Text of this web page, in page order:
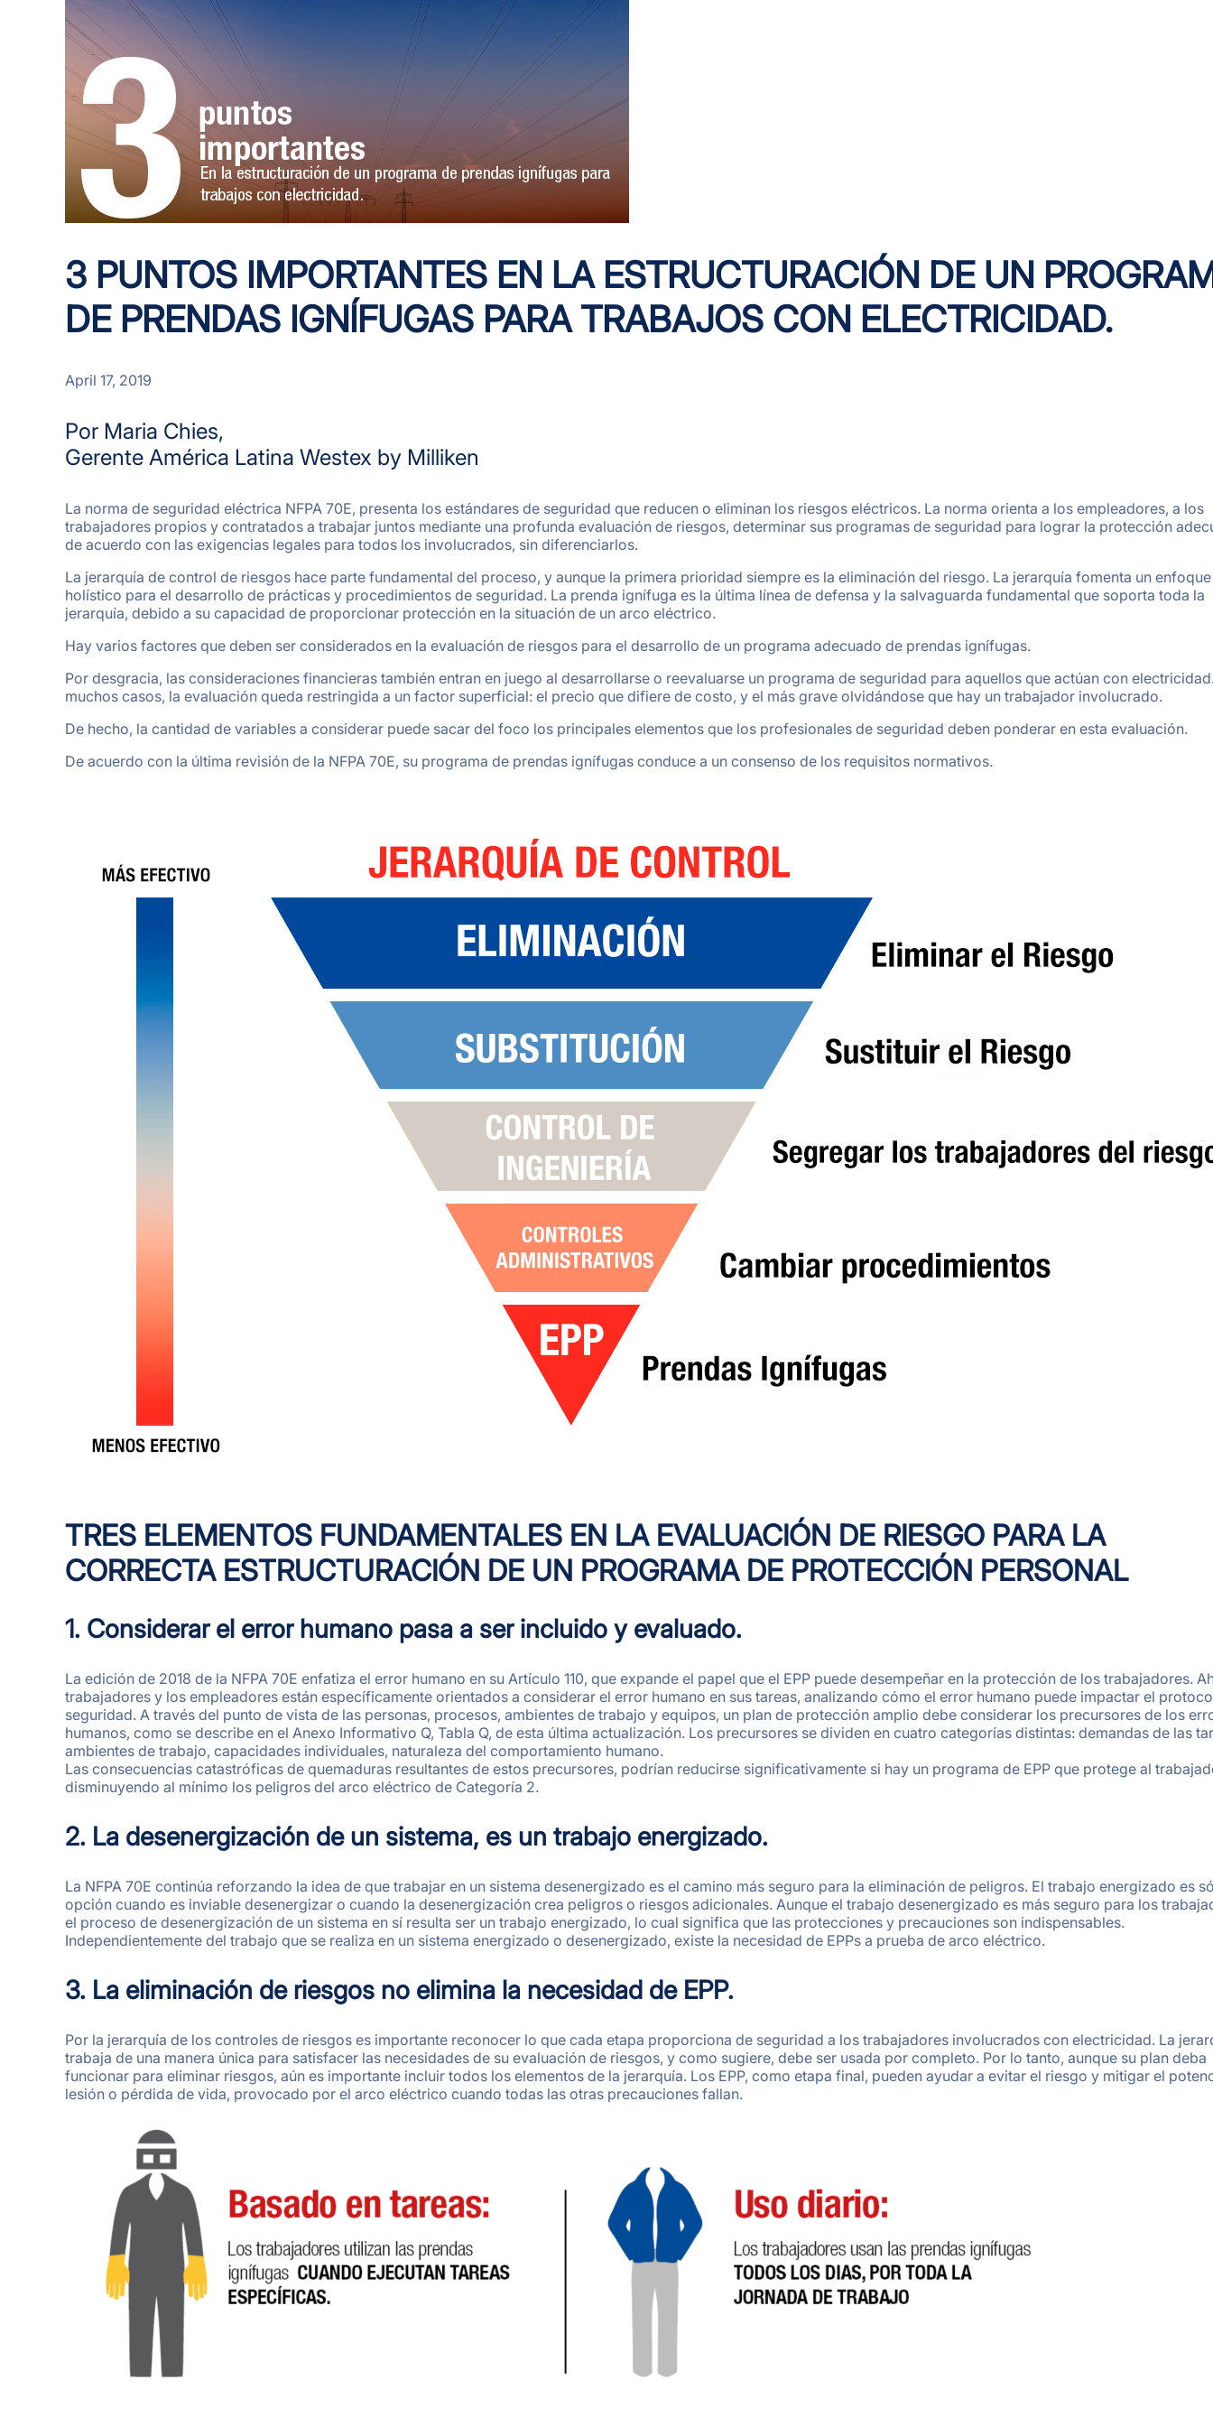
3 PUNTOS IMPORTANTES EN LA ESTRUCTURACIÓN DE UN
DE PRENDAS IGNÍFUGAS PARA TRABAJOS CON ELECTRICIDAD.
April 17, 2019
Por Maria Chies,
Gerente América Latina Westex by Milliken
La norma de seguridad eléctrica NFPA 70E, presenta los estándares de seguridad que reducen o eliminan los riesgos eléctricos. La norma orienta a los empleadores, a los
trabajadores propios y contratados a trabajar juntos mediante una profunda evaluación de riesgos, determinar sus programas de seguridad para lograr la protección
de acuerdo con las exigencias legales para todos los involucrados, sin diferenciarlos.
La jerarquía de control de riesgos hace parte fundamental del proceso, y aunque la primera prioridad siempre es la eliminación del riesgo. La jerarquía fomenta un enfoque
holístico para el desarrollo de prácticas y procedimientos de seguridad. La prenda ignífuga es la última línea de defensa y la salvaguarda fundamental que soporta toda la
jerarquía, debido a su capacidad de proporcionar protección en la situación de un arco eléctrico.
Hay varios factores que deben ser considerados en la evaluación de riesgos para el desarrollo de un programa adecuado de prendas ignífugas.
Por desgracia, las consideraciones financieras también entran en juego al desarrollarse o reevaluarse un programa de seguridad para aquellos que actúan con
muchos casos, la evaluación queda restringida a un factor superficial: el precio que difiere de costo, y el más grave olvidándose que hay un trabajador involucrado.
De hecho, la cantidad de variables a considerar puede sacar del foco los principales elementos que los profesionales de seguridad deben ponderar en esta evaluación.
De acuerdo con la última revisión de la NFPA 70E, su programa de prendas ignífugas conduce a un consenso de los requisitos normativos.
TRES ELEMENTOS FUNDAMENTALES EN LA EVALUACIÓN DE RIESGO PARA LA
CORRECTA ESTRUCTURACIÓN DE UN PROGRAMA DE PROTECCIÓN PERSONAL
1. Considerar el error humano pasa a ser incluido y evaluado.
La edición de 2018 de la NFPA 70E enfatiza el error humano en su Artículo 110, que expande el papel que el EPP puede desempeñar en la protección de los trabajadores.
trabajadores y los empleadores están específicamente orientados a considerar el error humano en sus tareas, analizando cómo el error humano puede impactar el
seguridad. A través del punto de vista de las personas, procesos, ambientes de trabajo y equipos, un plan de protección amplio debe considerar los precursores de los
humanos, como se describe en el Anexo Informativo Q, Tabla Q, de esta última actualización. Los precursores se dividen en cuatro categorías distintas: demandas de las
ambientes de trabajo, capacidades individuales, naturaleza del comportamiento humano.
Las consecuencias catastróficas de quemaduras resultantes de estos precursores, podrían reducirse significativamente si hay un programa de EPP que protege al
disminuyendo al mínimo los peligros del arco eléctrico de Categoría 2.
2. La desenergización de un sistema, es un trabajo energizado.
La NFPA 70E continúa reforzando la idea de que trabajar en un sistema desenergizado es el camino más seguro para la eliminación de peligros. El trabajo energizado es
opción cuando es inviable desenergizar o cuando la desenergización crea peligros o riesgos adicionales. Aunque el trabajo desenergizado es más seguro para los
el proceso de desenergización de un sistema en sí resulta ser un trabajo energizado, lo cual significa que las protecciones y precauciones son indispensables.
Independientemente del trabajo que se realiza en un sistema energizado o desenergizado, existe la necesidad de EPPs a prueba de arco eléctrico.
3. La eliminación de riesgos no elimina la necesidad de EPP.
Por la jerarquía de los controles de riesgos es importante reconocer lo que cada etapa proporciona de seguridad a los trabajadores involucrados con electricidad. La
trabaja de una manera única para satisfacer las necesidades de su evaluación de riesgos, y como sugiere, debe ser usada por completo. Por lo tanto, aunque su plan deba
funcionar para eliminar riesgos, aún es importante incluir todos los elementos de la jerarquía. Los EPP, como etapa final, pueden ayudar a evitar el riesgo y mitigar el
lesión o pérdida de vida, provocado por el arco eléctrico cuando todas las otras precauciones fallan.